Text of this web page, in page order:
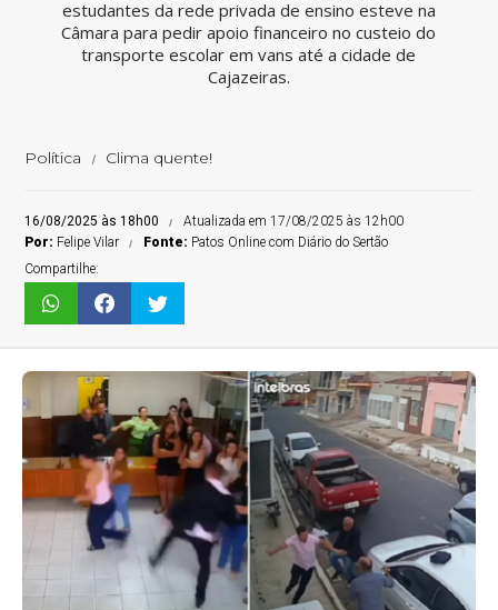
estudantes da rede privada de ensino esteve na
Câmara para pedir apoio financeiro no custeio do
transporte escolar em vans até a cidade de
Cajazeiras.
Política Clima quente!
16/08/2025 às 18h00
Atualizada em 17/08/2025 às 12h00
Por: Felipe Vilar Fonte: Patos Online com Diário do Sertão
Compartilhe: